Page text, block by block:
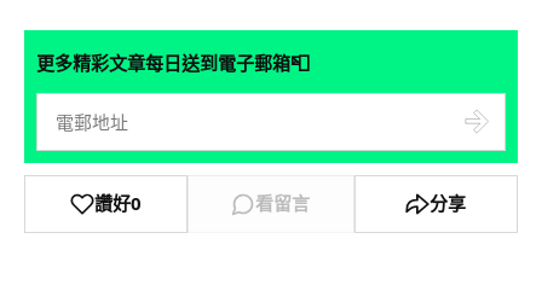
更多精彩文章每日送到電子郵箱📮
讚好0 看留言 分享